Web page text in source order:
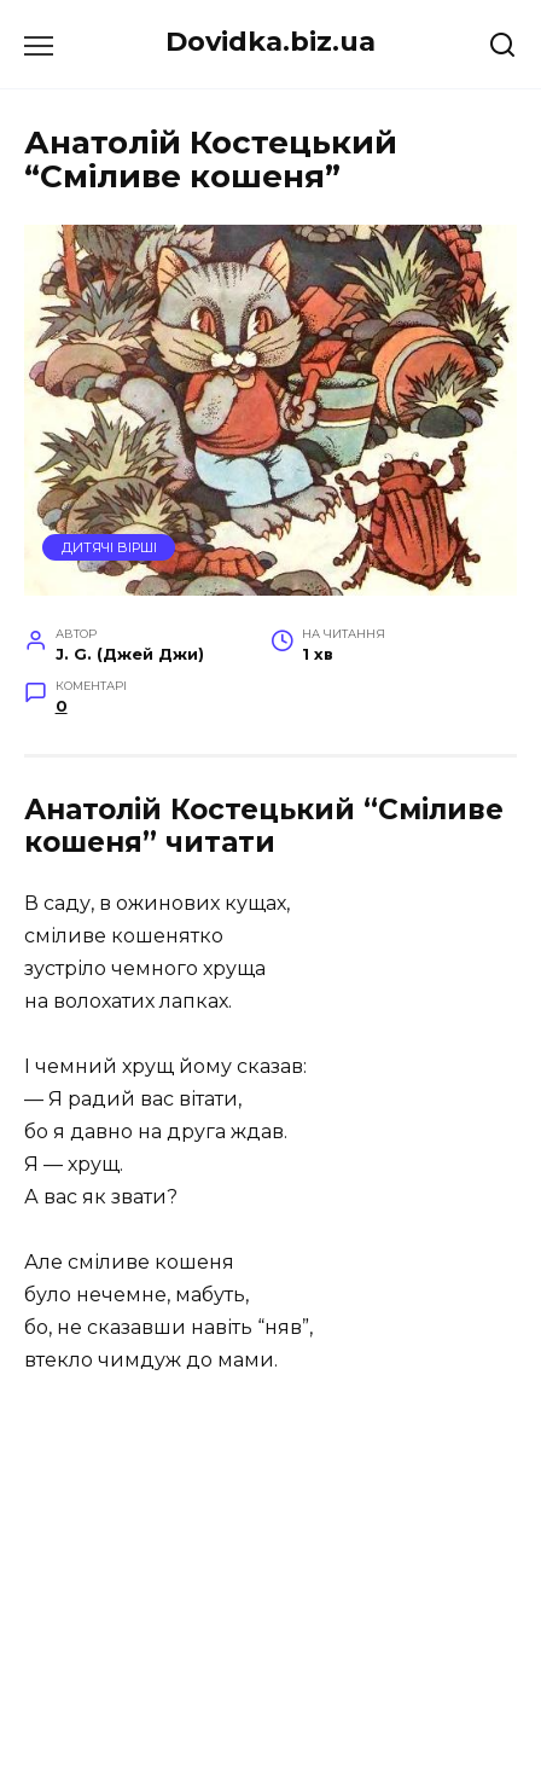
до
Dovidka.biz.ua
Анатолій Костецький
“Сміливе кошеня”
ДИТЯЧІ ВІРШІ
АВТОР
J. G. (Джей Джи)
НА ЧИТАННЯ
1 хв
КОМЕНТАРІ
0
Анатолій Костецький “Сміливе
кошеня” читати
В саду, в ожинових кущах,
сміливе кошенятко
зустріло чемного хруща
на волохатих лапках.
І чемний хрущ йому сказав:
— Я радий вас вітати,
бо я давно на друга ждав.
Я — хрущ.
А вас як звати?
Але сміливе кошеня
було нечемне, мабуть,
бо, не сказавши навіть “няв”,
втекло чимдуж до мами.